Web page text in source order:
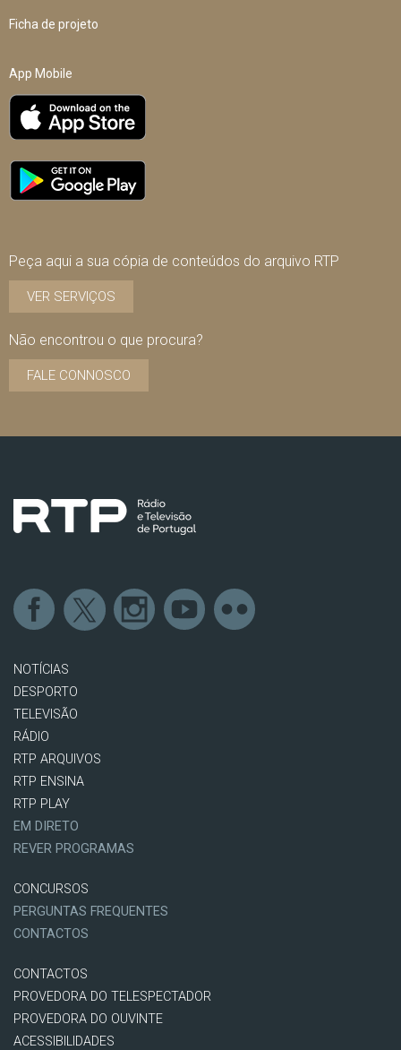
Ficha de projeto
App Mobile
Peça aqui a sua cópia de conteúdos do arquivo RTP
VER SERVIÇOS
Não encontrou o que procura?
FALE CONNOSCO
NOTÍCIAS
DESPORTO
TELEVISÃO
RÁDIO
RTP ARQUIVOS
RTP ENSINA
RTP PLAY
EM DIRETO
REVER PROGRAMAS
CONCURSOS
PERGUNTAS FREQUENTES
CONTACTOS
CONTACTOS
PROVEDORA DO TELESPECTADOR
PROVEDORA DO OUVINTE
ACESSIBILIDADES